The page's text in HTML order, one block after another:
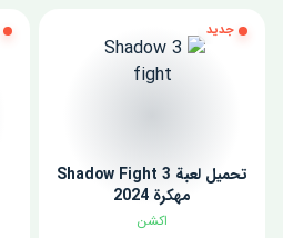
جديد
تحميل لعبة Shadow Fight 3
مهكرة 2024
اكشن